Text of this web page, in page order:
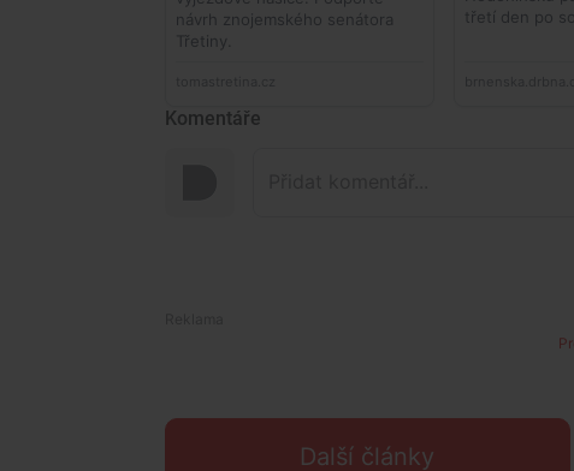
Komentáře
Další články